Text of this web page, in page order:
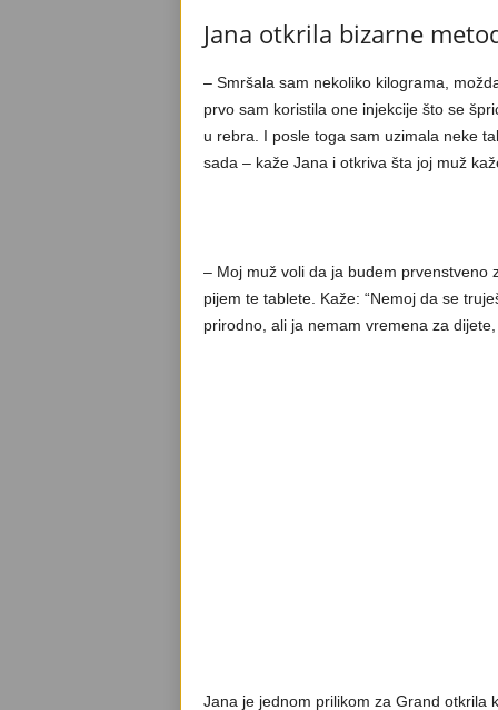
Jana otkrila bizarne
– Smršala sam nekoliko kilograma,
prvo sam koristila one injekcije što se
u rebra. I posle toga sam uzimala neke
sada – kaže Jana i otkriva šta joj muž
– Moj muž voli da ja budem prvenstveno
pijem te tablete. Kaže: “Nemoj da se
prirodno, ali ja nemam vremena za
Jana je jednom prilikom za Grand otkrila